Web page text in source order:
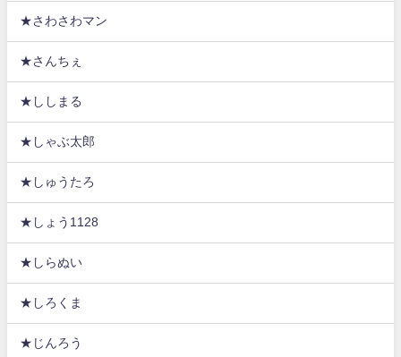
★さわさわマン
★さんちぇ
★ししまる
★しゃぶ太郎
★しゅうたろ
★しょう1128
★しらぬい
★しろくま
★じんろう